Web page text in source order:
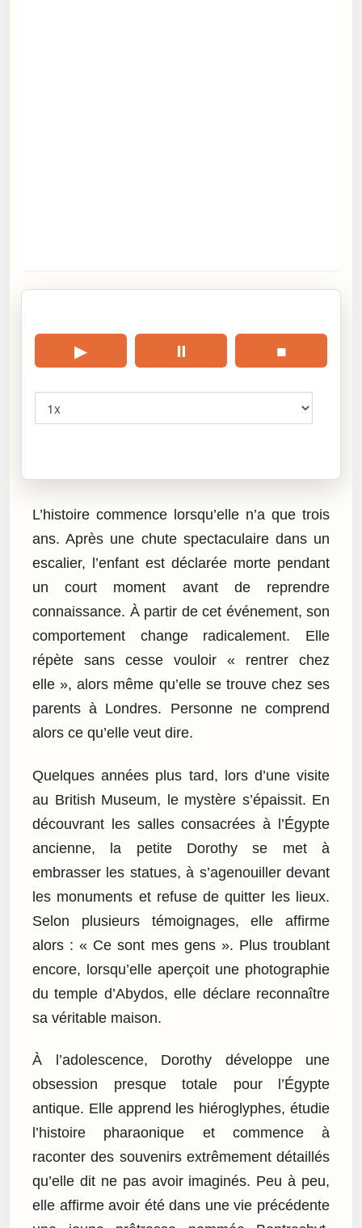
▶ ⏸ ■
L’histoire commence lorsqu’elle n’a que trois
ans. Après une chute spectaculaire dans un
escalier, l’enfant est déclarée morte pendant
un court moment avant de reprendre
connaissance. À partir de cet événement, son
comportement change radicalement. Elle
répète sans cesse vouloir « rentrer chez
elle », alors même qu’elle se trouve chez ses
parents à Londres. Personne ne comprend
alors ce qu’elle veut dire.
Quelques années plus tard, lors d’une visite
au British Museum, le mystère s’épaissit. En
découvrant les salles consacrées à l’Égypte
ancienne, la petite Dorothy se met à
embrasser les statues, à s’agenouiller devant
les monuments et refuse de quitter les lieux.
Selon plusieurs témoignages, elle affirme
alors : « Ce sont mes gens ». Plus troublant
encore, lorsqu’elle aperçoit une photographie
du temple d’Abydos, elle déclare reconnaître
sa véritable maison.
À l’adolescence, Dorothy développe une
obsession presque totale pour l’Égypte
antique. Elle apprend les hiéroglyphes, étudie
l’histoire pharaonique et commence à
raconter des souvenirs extrêmement détaillés
qu’elle dit ne pas avoir imaginés. Peu à peu,
elle affirme avoir été dans une vie précédente